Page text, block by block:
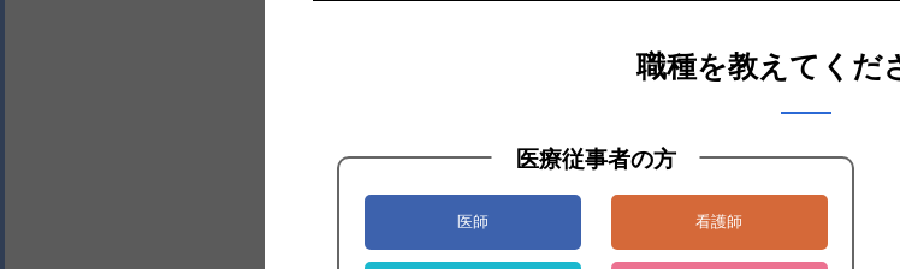
職種を教えてくだ
医療従事者の方
医師 看護師
一般的名称：単回使用体温計プロ
YSI400用
YSI400シリーズと互換性のある機器で
※6.0ｍタイプは受注発注品となります。